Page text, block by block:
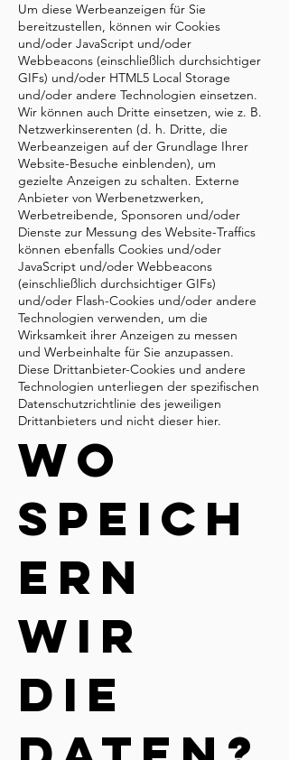
Um diese Werbeanzeigen für Sie
bereitzustellen, können wir Cookies
und/oder JavaScript und/oder
Webbeacons (einschließlich durchsichtiger
GIFs) und/oder HTML5 Local Storage
und/oder andere Technologien einsetzen.
Wir können auch Dritte einsetzen, wie z. B.
Netzwerkinserenten (d. h. Dritte, die
Werbeanzeigen auf der Grundlage Ihrer
Website-Besuche einblenden), um
gezielte Anzeigen zu schalten. Externe
Anbieter von Werbenetzwerken,
Werbetreibende, Sponsoren und/oder
Dienste zur Messung des Website-Traffics
können ebenfalls Cookies und/oder
JavaScript und/oder Webbeacons
(einschließlich durchsichtiger GIFs)
und/oder Flash-Cookies und/oder andere
Technologien verwenden, um die
Wirksamkeit ihrer Anzeigen zu messen
und Werbeinhalte für Sie anzupassen.
Diese Drittanbieter-Cookies und andere
Technologien unterliegen der spezifischen
Datenschutzrichtlinie des jeweiligen
Drittanbieters und nicht dieser hier.
Wo
speich
ern
wir
die